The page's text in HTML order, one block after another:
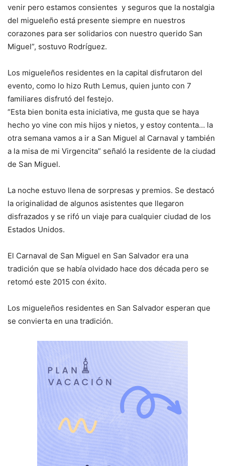
venir pero estamos consientes y seguros que la nostalgia
del migueleño está presente siempre en nuestros
corazones para ser solidarios con nuestro querido San
Miguel”, sostuvo Rodríguez.
Los migueleños residentes en la capital disfrutaron del
evento, como lo hizo Ruth Lemus, quien junto con 7
familiares disfrutó del festejo.
“Esta bien bonita esta iniciativa, me gusta que se haya
hecho yo vine con mis hijos y nietos, y estoy contenta… la
otra semana vamos a ir a San Miguel al Carnaval y también
a la misa de mi Virgencita” señaló la residente de la ciudad
de San Miguel.
La noche estuvo llena de sorpresas y premios. Se destacó
la originalidad de algunos asistentes que llegaron
disfrazados y se rifó un viaje para cualquier ciudad de los
Estados Unidos.
El Carnaval de San Miguel en San Salvador era una
tradición que se había olvidado hace dos década pero se
retomó este 2015 con éxito.
Los migueleños residentes en San Salvador esperan que
se convierta en una tradición.